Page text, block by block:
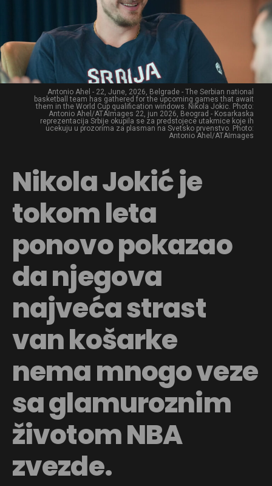
Antonio Ahel - 22, June, 2026, Belgrade - The Serbian national
basketball team has gathered for the upcoming games that await
them in the World Cup qualification windows. Nikola Jokic. Photo:
Antonio Ahel/ATAImages 22, jun 2026, Beograd - Kosarkaska
reprezentacija Srbije okupila se za predstojece utakmice koje ih
ucekuju u prozorima za plasman na Svetsko prvenstvo. Photo:
Antonio Ahel/ATAImages
Nikola Jokić je
tokom leta
ponovo pokazao
da njegova
najveća strast
van košarke
nema mnogo veze
sa glamuroznim
životom NBA
zvezde.